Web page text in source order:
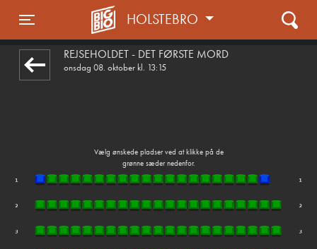
Toggle navigation
HOLSTEBRO
REJSEHOLDET - DET FØRSTE MORD
onsdag 08. oktober kl. 13:15
Vælg ønskede pladser ved at klikke på de
grønne sæder nedenfor.
front05-temp 094450